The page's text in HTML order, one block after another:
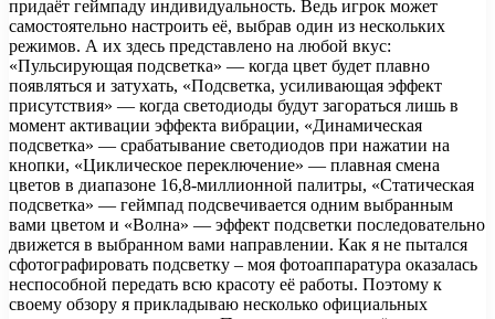
придаёт геймпаду индивидуальность. Ведь игрок может
самостоятельно настроить её, выбрав один из нескольких
режимов. А их здесь представлено на любой вкус:
«Пульсирующая подсветка» — когда цвет будет плавно
появляться и затухать, «Подсветка, усиливающая эффект
присутствия» — когда светодиоды будут загораться лишь в
момент активации эффекта вибрации, «Динамическая
подсветка» — срабатывание светодиодов при нажатии на
кнопки, «Циклическое переключение» — плавная смена
цветов в диапазоне 16,8-миллионной палитры, «Статическая
подсветка» — геймпад подсвечивается одним выбранным
вами цветом и «Волна» — эффект подсветки последовательно
движется в выбранном вами направлении. Как я не пытался
сфотографировать подсветку – моя фотоаппаратура оказалась
неспособной передать всю красоту её работы. Поэтому к
своему обзору я прикладываю несколько официальных